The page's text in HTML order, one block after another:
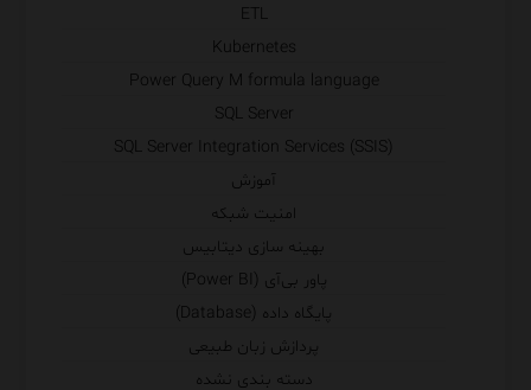
ETL
Kubernetes
Power Query M formula language
SQL Server
SQL Server Integration Services (SSIS)
آموزش
امنیت شبکه
بهینه سازی دیتابیس
پاور بی‌آی (Power BI)
پایگاه داده (Database)
پردازش زبان طبیعی
دسته بندی نشده